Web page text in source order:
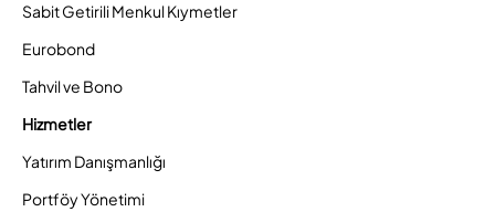
Sabit Getirili Menkul Kıymetler
Eurobond
Tahvil ve Bono
Hizmetler
Yatırım Danışmanlığı
Portföy Yönetimi